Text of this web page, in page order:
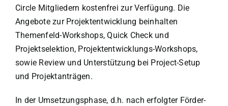
Circle Mitgliedern kostenfrei zur Verfügung. Die
Angebote zur Projektentwicklung beinhalten
Themenfeld-Workshops, Quick Check und
Projektselektion, Projektentwicklungs-Workshops,
sowie Review und Unterstützung bei Project-Setup
und Projektanträgen.
In der Umsetzungsphase, d.h. nach erfolgter Förder-